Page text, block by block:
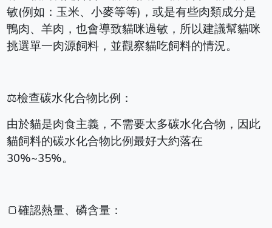
敏(例如：玉米、小麥等等)，或是有些肉類成分是
鴨肉、羊肉，也會導致貓咪過敏，所以建議幫貓咪
挑選單一肉源飼料，並觀察貓吃飼料的情況。
⚖️檢查碳水化合物比例：
由於貓是肉食主義，不需要太多碳水化合物，因此
貓飼料的碳水化合物比例最好大約落在
30%~35%。
🍞確認熱量、磷含量：